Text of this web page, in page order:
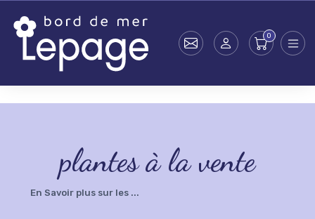
plantes à la vente
En Savoir plus sur les ...